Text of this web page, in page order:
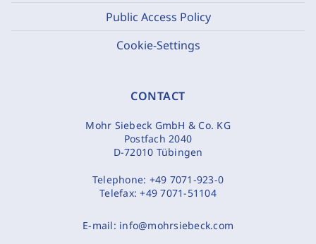
Public Access Policy
Cookie-Settings
CONTACT
Mohr Siebeck GmbH & Co. KG
Postfach 2040
D-72010 Tübingen
Telephone: +49 7071-923-0
Telefax:+49 7071-51104
E-mail: info@mohrsiebeck.com